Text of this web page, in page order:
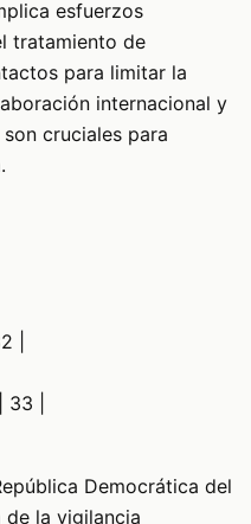
esfuerzos
tratamiento de
para limitar la
internacional y
cruciales para
|
|
Democrática del
la vigilancia